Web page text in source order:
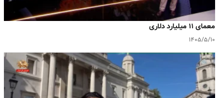
معمای ۱۱ میلیارد دلاری
۱۴۰۵/۵/۱۰